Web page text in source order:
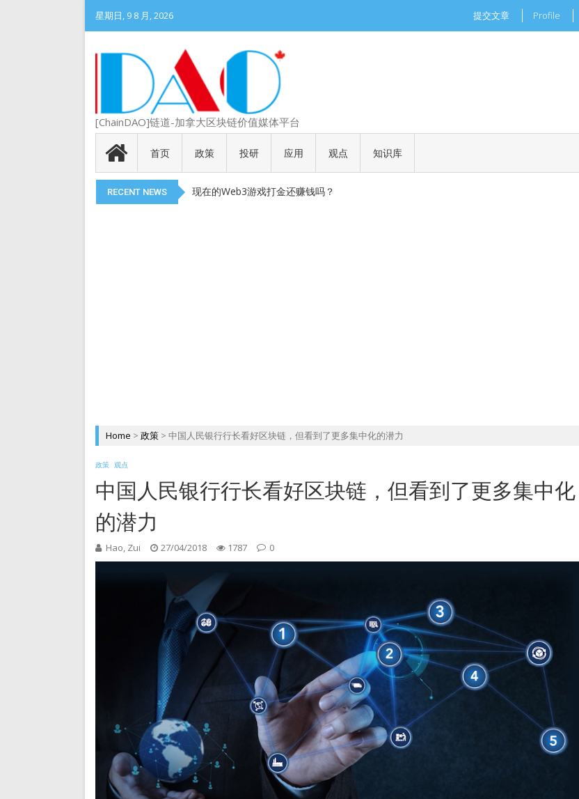
星期日, 9 8 月, 2026 提交文章 Profile
[ChainDAO]链道-加拿大区块链价值媒体平台
首页 政策 投研 应用 观点 知识库
RECENT NEWS
DePIN 为 Web3 带来现实世界的商业机会
Meme 币 vs 精英币：一场加密世界的文化革命
代币就是产品
以太币现货 ETF 获得 SEC 正式批准
现在的Web3游戏打金还赚钱吗？
Home > 政策 > 中国人民银行行长看好区块链，但看到了更多集中化的潜力
政策 观点
中国人民银行行长看好区块链，但看到了更多集中化
的潜力
Hao, Zui 27/04/2018 1787 0